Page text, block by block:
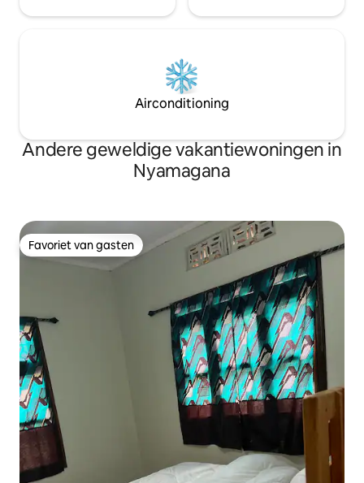
Airconditioning
Andere geweldige vakantiewoningen in
Nyamagana
Favoriet van gasten
Favoriet van gasten